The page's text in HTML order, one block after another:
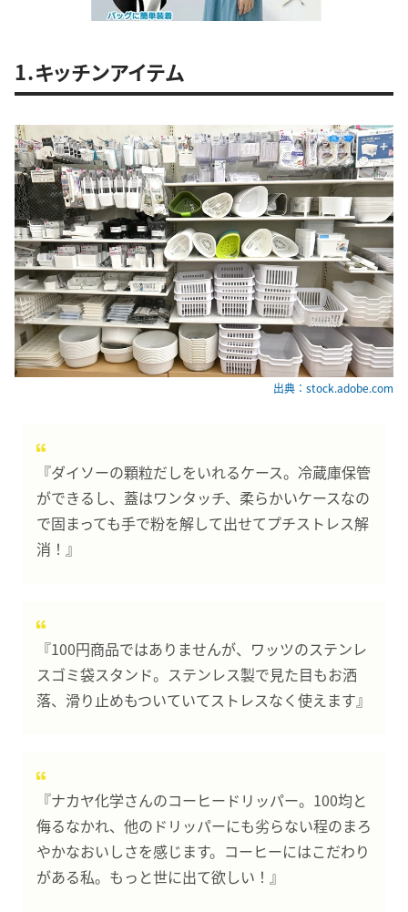
1.キッチンアイテム
出典：stock.adobe.com
『ダイソーの顆粒だしをいれるケース。冷蔵庫保管
ができるし、蓋はワンタッチ、柔らかいケースなの
で固まっても手で粉を解して出せてプチストレス解
消！』
『100円商品ではありませんが、ワッツのステンレ
スゴミ袋スタンド。ステンレス製で見た目もお洒
落、滑り止めもついていてストレスなく使えます』
『ナカヤ化学さんのコーヒードリッパー。100均と
侮るなかれ、他のドリッパーにも劣らない程のまろ
やかなおいしさを感じます。コーヒーにはこだわり
がある私。もっと世に出て欲しい！』